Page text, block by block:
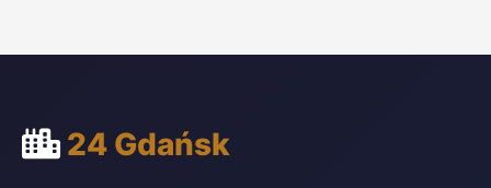
24 Gdańsk